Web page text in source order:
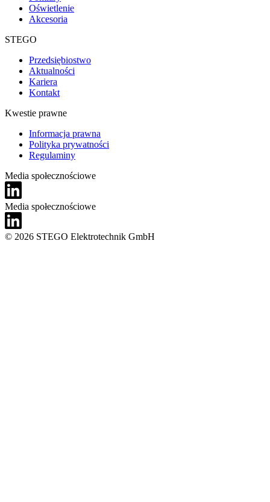
Oświetlenie
Akcesoria
STEGO
Przedsiębiostwo
Aktualności
Kariera
Kontakt
Kwestie prawne
Informacja prawna
Polityka prywatności
Regulaminy
Media społecznościowe
Media społecznościowe
© 2026 STEGO Elektrotechnik GmbH